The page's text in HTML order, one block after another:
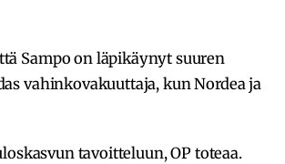
Sampo on läpikäynyt suuren
vahinkovakuuttaja, kun Nordea ja
tavoitteluun, OP toteaa.